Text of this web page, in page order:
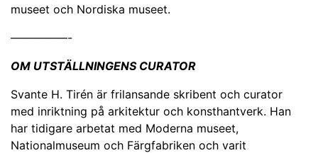
museet och Nordiska museet.
—————-
OM UTSTÄLLNINGENS CURATOR
Svante H. Tirén är frilansande skribent och curator
med inriktning på arkitektur och konsthantverk. Han
har tidigare arbetat med Moderna museet,
Nationalmuseum och Färgfabriken och varit